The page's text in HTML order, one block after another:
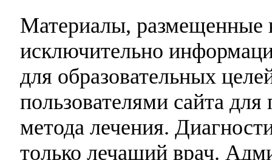
Материалы, размещенные
исключительно
для образовательных
пользователями сайта
метода лечения.
только лечащий врач.